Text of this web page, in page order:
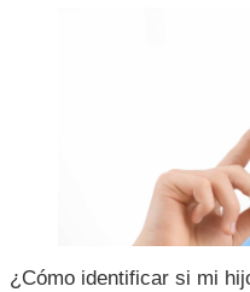
¿Cómo identificar si mi